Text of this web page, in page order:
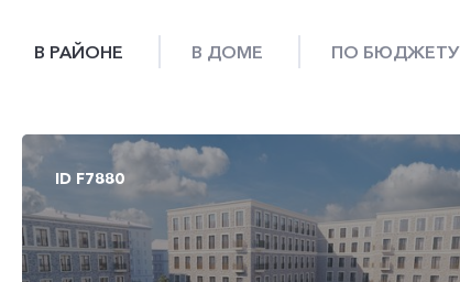
В РАЙОНЕ В ДОМЕ ПО БЮДЖЕТУ
ID F7881ID F7096